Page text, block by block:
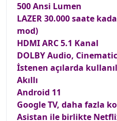
500 Ansi Lumen
LAZER 30.000 saate
mod)
HDMI ARC 5.1 Kanal
DOLBY Audio,
İstenen açılarda
Akıllı
Android 11
Google TV, daha fazla
Asistan ile birlikte